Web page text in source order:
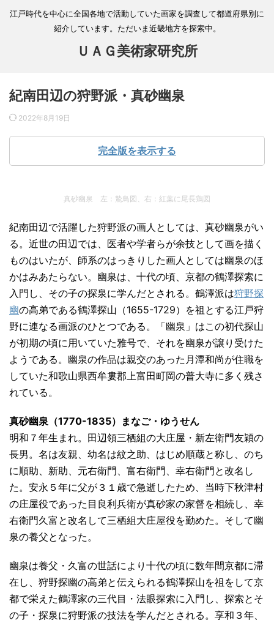
江戸時代を中心に全国各地で活動していた画家を調査して都道府県別に
紹介しています。ただいま近畿地方を探索中。
ＵＡＧ美術家研究所
紀南田辺の狩野派・真砂幽泉
2022年8月19日
完全版を表示する
真砂幽泉 左：鷙鳥図、右：紅葉に尾長鶏図
紀南田辺で活躍した狩野派の画人としては、真砂幽泉がい
る。近世の田辺では、医者や学者らが余技として画を描く
ものはいたが、師系のはっきりした画人としては幽泉のほ
かはみあたらない。幽泉は、十代の頃、京都の鶴澤探索に
入門し、その子の探泉に学んだとされる。鶴澤派は狩野探
幽の高弟である鶴澤探山（1655-1729）を祖とする江戸狩
野に連なる画派のひとつである。「幽泉」はこの初代探山
が初期の頃に用いていた雅号で、それを幽泉が譲り受けた
ようである。幽泉の作品は親交のあった月潭和尚が住職を
していた和歌山県西牟婁郡上富田町岡の普大寺に多く残さ
れている。
真砂幽泉（1770-1835）まなご・ゆうせん
明和７年生まれ。田辺領三栖組の大庄屋・新左衛門友穎の
長男。名は友親、幼名は紋之助、はじめ順蔵と称し、のち
に順助、新助、元右衛門、富右衛門、幸右衛門と改名し
た。安永５年に父が３１歳で急逝したため、当時下秋津村
の庄屋役であった目良利兵衛が真砂家の家督を相続し、幸
右衛門久富と改名して三栖組大庄屋役を勤めた。そして幽
泉の養父となった。
幽泉は養父・久富の世話により十代の頃に数年間京都に滞
在し、狩野探幽の高弟と伝えられる鶴澤探山を祖をして京
都で栄えた鶴澤家の三代目・法眼探索に入門し、探索とそ
の子・探泉に狩野派の技法を学んだとされる。享和３年、